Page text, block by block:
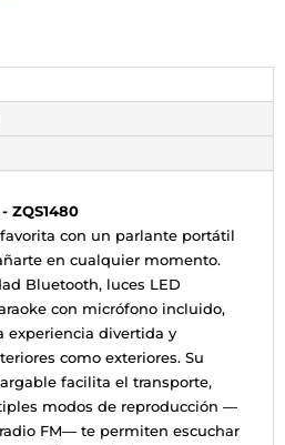
ZQS1480
con un parlante portátil
en cualquier momento.
Bluetooth, luces LED
con micrófono incluido,
experiencia divertida y
como exteriores. Su
facilita el transporte,
modos de reproducción —
radio FM— te permiten escuchar